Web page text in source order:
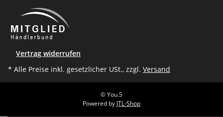
Vertrag widerrufen
* Alle Preise inkl. gesetzlicher USt., zzgl. Versand
© You.S
Powered by JTL-Shop